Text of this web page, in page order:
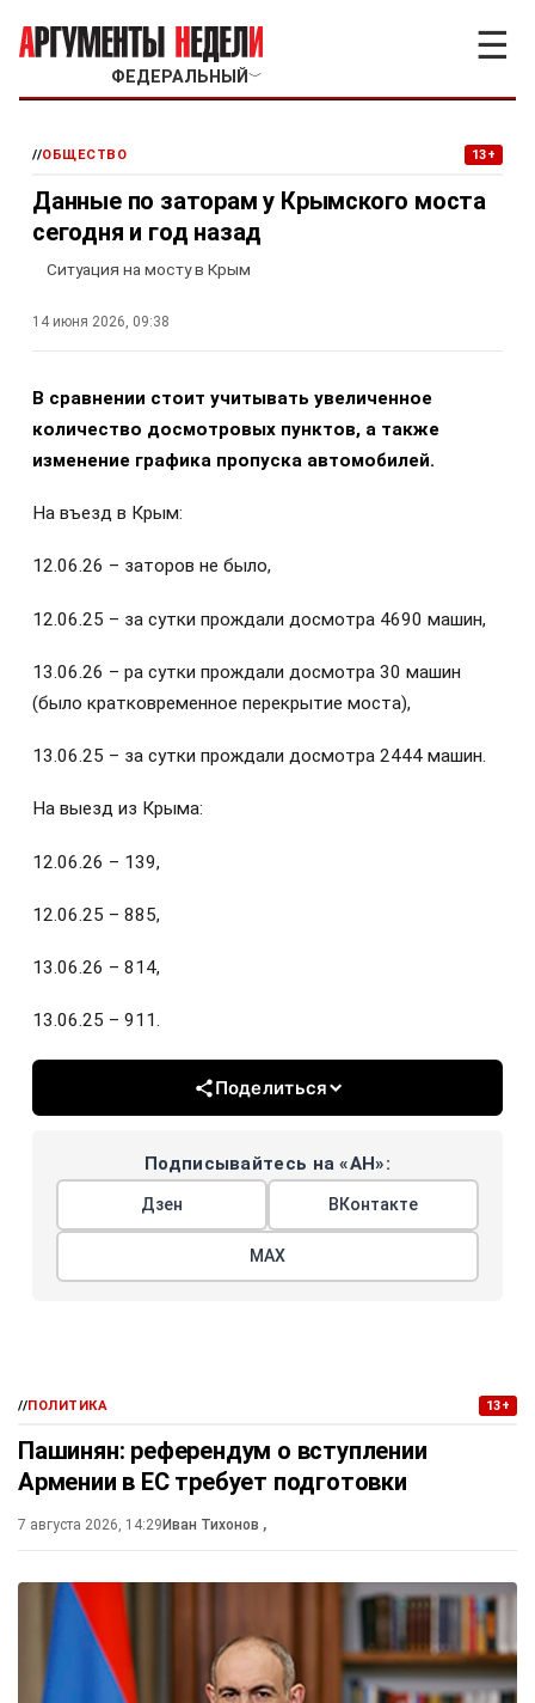
ФЕДЕРАЛЬНЫЙ ﹀
☰
//ОБЩЕСТВО 13+
Данные по заторам у Крымского моста
сегодня и год назад
Ситуация на мосту в Крым
14 июня 2026, 09:38
В сравнении стоит учитывать увеличенное
количество досмотровых пунктов, а также
изменение графика пропуска автомобилей.
На въезд в Крым:
12.06.26 – заторов не было,
12.06.25 – за сутки прождали досмотра 4690 машин,
13.06.26 – pа сутки прождали досмотра 30 машин
(было кратковременное перекрытие моста),
13.06.25 – за сутки прождали досмотра 2444 машин.
На выезд из Крыма:
12.06.26 – 139,
12.06.25 – 885,
13.06.26 – 814,
13.06.25 – 911.
Поделиться
Подписывайтесь на «АН»:
Дзен ВКонтакте
МАХ
//ПОЛИТИКА 13+
Пашинян: референдум о вступлении
Армении в ЕС требует подготовки
7 августа 2026, 14:29 Иван Тихонов ,